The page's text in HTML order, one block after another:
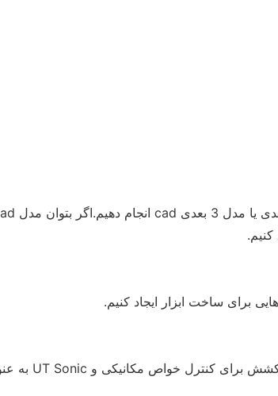
برای ساخت ابزار ایجاد کنیم.